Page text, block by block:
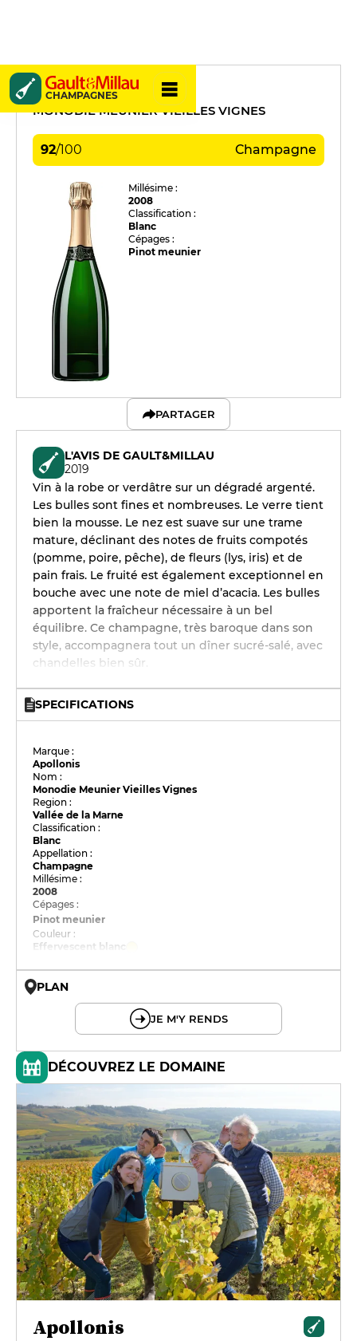
CHAMPAGNES
Apollonis
MONODIE MEUNIER VIEILLES VIGNES
92/100 Champagne
Millésime :
2008
Classification :
Blanc
Cépages :
Pinot meunier
PARTAGER
L'AVIS DE GAULT&MILLAU
2019
Vin à la robe or verdâtre sur un dégradé argenté.
Les bulles sont fines et nombreuses. Le verre tient
bien la mousse. Le nez est suave sur une trame
mature, déclinant des notes de fruits compotés
(pomme, poire, pêche), de fleurs (lys, iris) et de
pain frais. Le fruité est également exceptionnel en
bouche avec une note de miel d’acacia. Les bulles
apportent la fraîcheur nécessaire à un bel
équilibre. Ce champagne, très baroque dans son
style, accompagnera tout un dîner sucré-salé, avec
chandelles bien sûr.
SPECIFICATIONS
Marque :
Apollonis
Nom :
Monodie Meunier Vieilles Vignes
Region :
Vallée de la Marne
Classification :
Blanc
Appellation :
Champagne
Millésime :
2008
Cépages :
Pinot meunier
Couleur :
Effervescent blanc
PLAN
JE M'Y RENDS
DÉCOUVREZ LE DOMAINE
Apollonis